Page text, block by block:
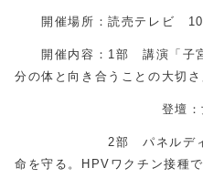
開催場所：読売テレビ
開催内容：1部 講演「子宮
分の体と向き合うことの大切さ
登壇：女優、タ
2部 パネルディスカ
命を守る。HPVワクチン接種で